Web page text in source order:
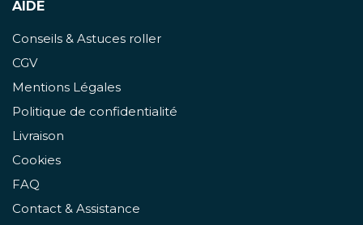
AIDE
Conseils & Astuces roller
CGV
Mentions Légales
Politique de confidentialité
Livraison
Cookies
FAQ
Contact & Assistance